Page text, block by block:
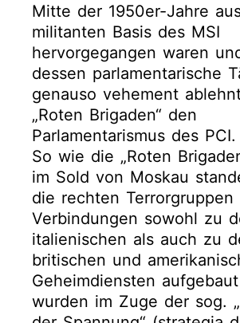
Mitte der 1950er-Jahre
militanten Basis des MSI
hervorgegangen waren
dessen parlamentarische
genauso vehement
„Roten Brigaden“ den
Parlamentarismus des PCI.
So wie die „Roten
im Sold von Moskau
die rechten Terrorgruppen
Verbindungen sowohl zu
italienischen als auch zu
britischen und
Geheimdiensten
wurden im Zuge der sog.